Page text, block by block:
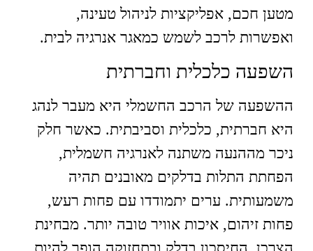
מטען חכם, אפליקציות לניהול טעינה,
ואפשרות לרכב לשמש כמאגר אנרגיה לבית.
השפעה כלכלית וחברתית
ההשפעה של הרכב החשמלי היא מעבר לנהג
היא חברתית, כלכלית וסביבתית. כאשר חלק
ניכר מההנעה משתנה לאנרגיה חשמלית,
הפחתת התלות בדלקים מאובנים תהיה
משמעותית. ערים יתמודדו עם פחות רעש,
פחות זיהום, איכות אוויר טובה יותר. מבחינת